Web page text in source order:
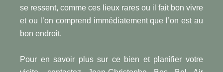
se ressent, comme ces lieux rares ou il fait bon vivre
et ou l’on comprend immédiatement que l’on est au
bon endroit.
Pour en savoir plus sur ce bien et planifier votre